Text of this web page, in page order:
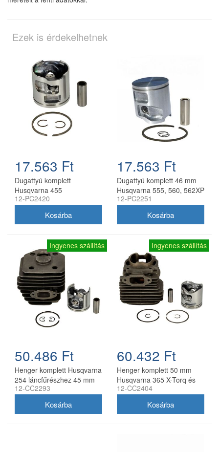
Ezek is érdekelhetnek
17.563 Ft
Dugattyú komplett
Husqvarna 455
láncfűrészhez 47 mm
12-PC2420
17.563 Ft
Dugattyú komplett 46 mm
Husqvarna 555, 560, 562XP
utángyártott
12-PC2251
Ingyenes szállítás
50.486 Ft
Henger komplett Husqvarna
254 láncfűrészhez 45 mm
utángyártott
12-CC2293
Ingyenes szállítás
60.432 Ft
Henger komplett 50 mm
Husqvarna 365 X-Torq és
Jonsered CS2166
12-CC2404